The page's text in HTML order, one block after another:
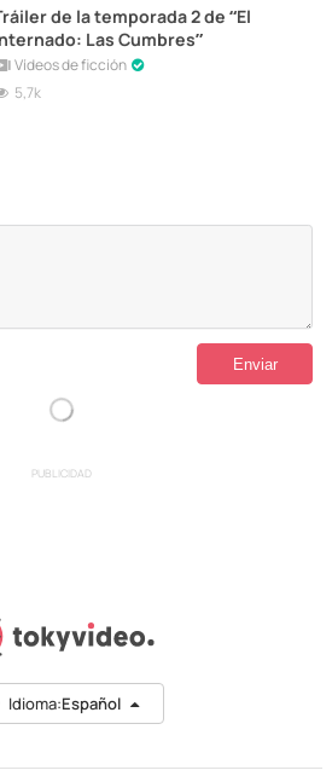
de la temporada 2 de “El
Las Cumbres”
Vídeos de ficción
5,7k
PUBLICIDAD
Idioma:Español